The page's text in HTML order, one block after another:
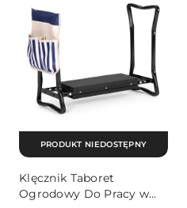
Klęcznik Taboret
Ogrodowy Do Pracy w
PRODUKT NIEDOSTĘPNY